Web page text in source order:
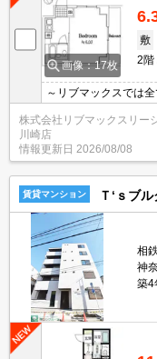
画像：17枚
敷
2階
～リブマックスでは
てご紹介～ ★ バス
光 ★
株式会社リブマックスリー
川崎店
情報更新日 2026/08/08
賃貸マンション Ｔ‘ｓブ
相
神
築4